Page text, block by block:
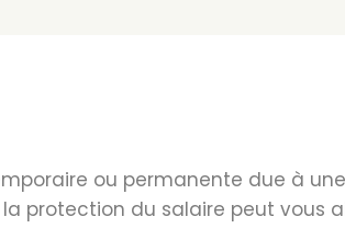
ou permanente due à
protection du salaire peut vous